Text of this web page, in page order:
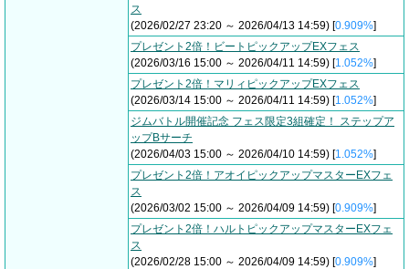
ス
(2026/02/27 23:20 ～ 2026/04/13 14:59) [0.909%]
プレゼント2倍！ビートピックアップEXフェス
(2026/03/16 15:00 ～ 2026/04/11 14:59) [1.052%]
プレゼント2倍！マリィピックアップEXフェス
(2026/03/14 15:00 ～ 2026/04/11 14:59) [1.052%]
ジムバトル開催記念 フェス限定3組確定！ ステップア
ップBサーチ
(2026/04/03 15:00 ～ 2026/04/10 14:59) [1.052%]
プレゼント2倍！アオイピックアップマスターEXフェ
ス
(2026/03/02 15:00 ～ 2026/04/09 14:59) [0.909%]
プレゼント2倍！ハルトピックアップマスターEXフェ
ス
(2026/02/28 15:00 ～ 2026/04/09 14:59) [0.909%]